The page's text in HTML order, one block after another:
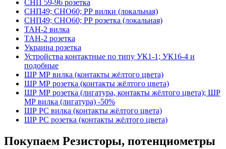
СНП 59-96 розетка
СНП49; СНО60; РР вилки (локальная)
СНП49; СНО60; РР розетка (локальная)
ТАН-2 вилка
ТАН-2 розетка
Украина розетка
Устройства контактные по типу УК1-1; УК16-4 и
подобные
ШР МР вилка (контакты жёлтого цвета)
ШР МР розетка (контакты жёлтого цвета)
ШР МР розетка (лигатура, контакты жёлтого цвета); ШР
МР вилка (лигатура) -50%
ШР РС вилка (контакты жёлтого цвета)
ШР РС розетка (контакты жёлтого цвета)
Покупаем Резисторы, потенциометры